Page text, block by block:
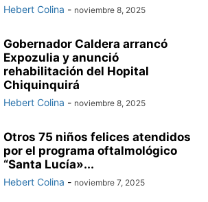
Hebert Colina - noviembre 8, 2025
Gobernador Caldera arrancó
Expozulia y anunció
rehabilitación del Hopital
Chiquinquirá
Hebert Colina - noviembre 8, 2025
Otros 75 niños felices atendidos
por el programa oftalmológico
“Santa Lucía»...
Hebert Colina - noviembre 7, 2025